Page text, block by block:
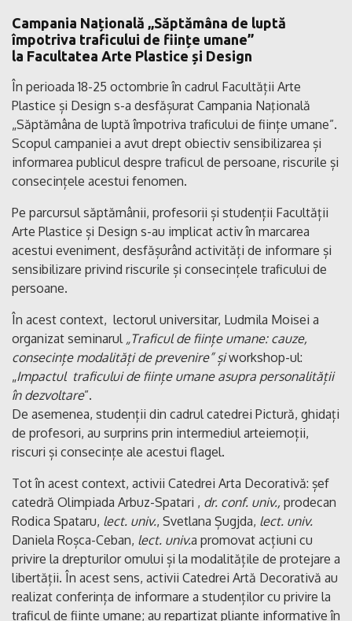
Campania Națională „Săptămâna de luptă
împotriva traficului de ființe umane”
la Facultatea Arte Plastice și Design
În perioada 18-25 octombrie în cadrul Facultății Arte
Plastice și Design s-a desfășurat Campania Naţională
„Săptămâna de luptă împotriva traficului de ființe umane”.
Scopul campaniei a avut drept obiectiv sensibilizarea și
informarea publicul despre traficul de persoane, riscurile și
consecințele acestui fenomen.
Pe parcursul săptămânii, profesorii și studenții Facultății
Arte Plastice și Design s-au implicat activ în marcarea
acestui eveniment, desfășurând activități de informare și
sensibilizare privind riscurile și consecințele traficului de
persoane.
În acest context, lectorul universitar, Ludmila Moisei a
organizat seminarul „Traficul de ființe umane: cauze,
consecințe modalități de prevenire” șiworkshop-ul:
„Impactul traficului de ființe umane asupra personalității
în dezvoltare”.
De asemenea, studenții din cadrul catedrei Pictură, ghidați
de profesori, au surprins prin intermediul arteiemoții,
riscuri și consecințe ale acestui flagel.
Tot în acest context, activii Catedrei Arta Decorativă: șef
catedră Olimpiada Arbuz-Spatari , dr. conf. univ., prodecan
Rodica Spataru, lect. univ., Svetlana Șugjda, lect. univ.
Daniela Roșca-Ceban, lect. univ.a promovat acțiuni cu
privire la drepturilor omului și la modalitățile de protejare a
libertății. În acest sens, activii Catedrei Artă Decorativă au
realizat conferința de informare a studenților cu privire la
traficul de ființe umane; au repartizat pliante informative în